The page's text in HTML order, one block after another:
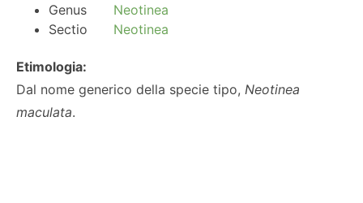
Genus
Neotinea
Sectio
Neotinea
Etimologia:
Dal nome generico della specie tipo, Neotinea
maculata.